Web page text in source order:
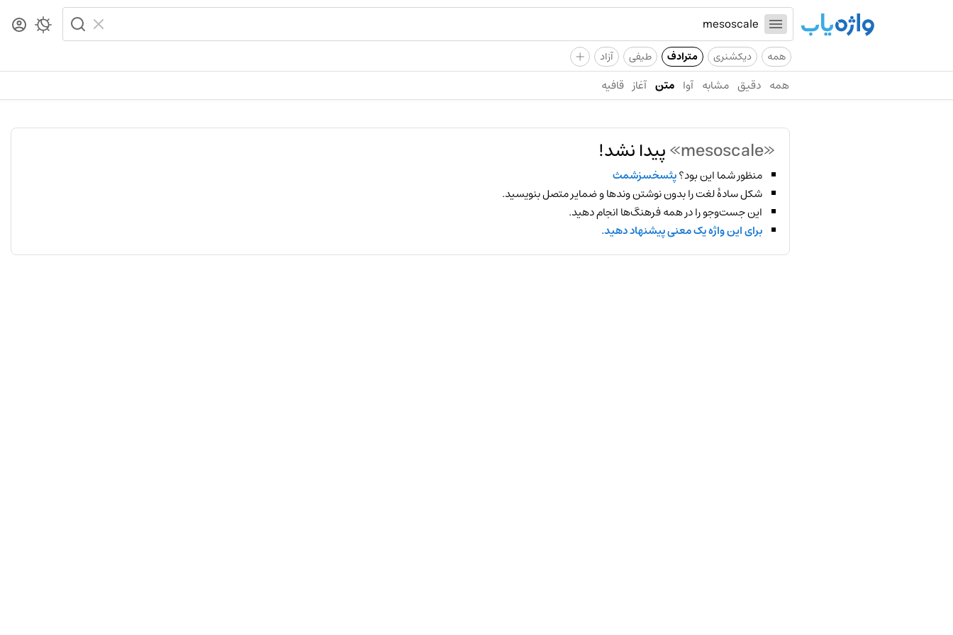
همه دیکشنری مترادف طیفی آزاد +
همه دقیق مشابه آوا متن آغاز قافیه
«mesoscale» پیدا نشد!
منظور شما این بود؟پثسخسزشمث
شکل سادهٔ لغت را بدون نوشتن وندها و ضمایر متصل بنویسید.
این جست‌وجو را در همه فرهنگ‌ها انجام دهید.
برای این واژه یک معنی پیشنهاد دهید.